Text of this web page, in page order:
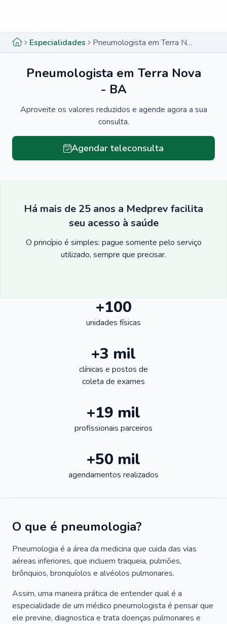
Especialidades Pneumologista em Terra Nova - BA
Pneumologista em Terra Nova
- BA
Aproveite os valores reduzidos e agende agora a sua
consulta.
Agendar teleconsulta
Há mais de 25 anos a Medprev facilita
seu acesso à saúde
O princípio é simples: pague somente pelo serviço
utilizado, sempre que precisar.
+100
unidades físicas
+3 mil
clínicas e postos de
coleta de exames
+19 mil
profissionais parceiros
+50 mil
agendamentos realizados
O que é pneumologia?
Pneumologia é a área da medicina que cuida das vias
aéreas inferiores, que incluem traqueia, pulmões,
brônquios, bronquíolos e alvéolos pulmonares.
Assim, uma maneira prática de entender qual é a
especialidade de um médico pneumologista é pensar que
ele previne, diagnostica e trata doenças pulmonares e